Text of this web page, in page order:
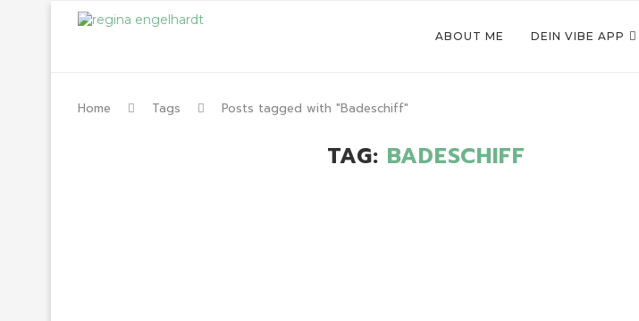
ABOUT ME DEIN VIBE APP
Home Tags Posts tagged with "Badeschiff"
TAG: BADESCHIFF